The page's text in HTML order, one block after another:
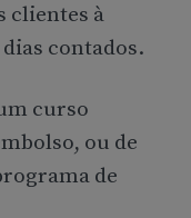
clientes à
contados.
curso
ou de
de